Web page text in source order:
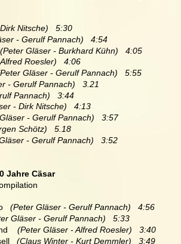
Nitsche)   5:30
- Gerulf Pannach)   4:54
(Peter Gläser - Burkhard Kühn)   4:05
Roesler)   4:06
Gläser - Gerulf Pannach)   5:55
- Gerulf Pannach)   3.21
Pannach)   3:44
- Dirk Nitsche)   4:13
- Gerulf Pannach)   3:57
Schötz)   5.18
- Gerulf Pannach)   3:52
Jahre Cäsar
  (Peter Gläser - Gerulf Pannach)   4:56
Gläser - Gerulf Pannach)   5:33
  (Peter Gläser - Alfred Roesler)   3:40
(Claus Winter - Kurt Demmler)   3:49